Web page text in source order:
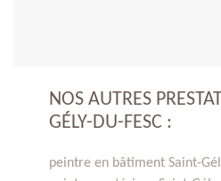
NOS AUTRES
GÉLY-DU-FESC :
peintre en bâtiment Saint-